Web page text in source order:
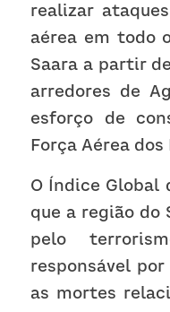
realizar
aérea em todo
Saara a partir
arredores de
esforço de
Força Aérea dos
O Índice Global
que a região do
pelo
responsável
as mortes